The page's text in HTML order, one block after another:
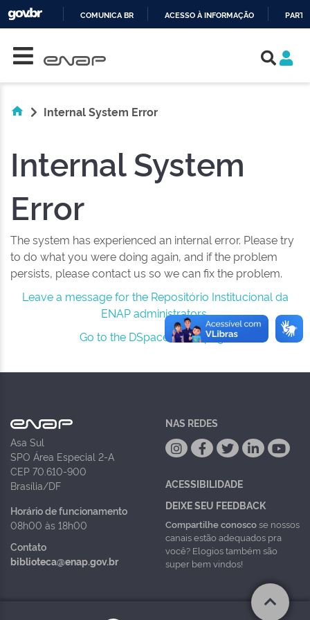
COMUNICA BR ACESSO À INFORMAÇÃO
Internal System Error
Internal System
Error
The system has experienced an internal error. Please try
to do what you were doing again, and if the problem
persists, please contact us so we can fix the problem.
Leave a message for the Repositório Institucional da
ENAP administrators.
Go to the DSpace home page
Asa Sul
SPO Área Especial 2-A
CEP 70.610-900
Brasília/DF
Horário de funcionamento
08h00 às 18h00
Contato
biblioteca@enap.gov.br
NAS REDES
ACESSIBILIDADE
DEIXE SEU FEEDBACK
Compartilhe conoscose nossos
canais estão adequados pra
você? Elogios também são
super bem vindos!